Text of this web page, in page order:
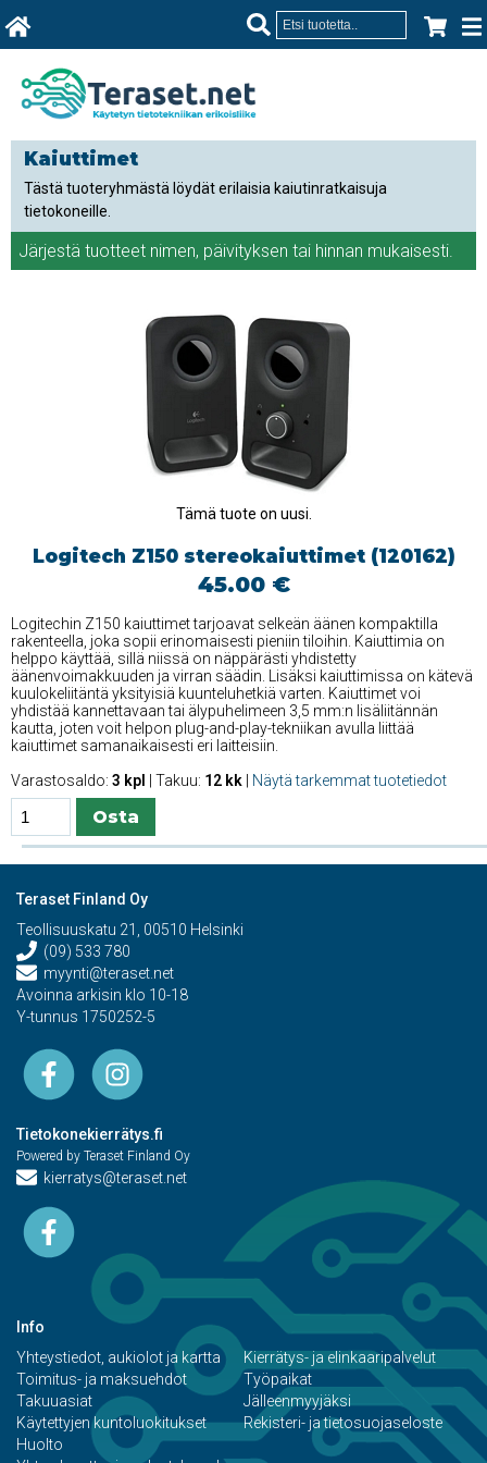
Kaiuttimet
Tästä tuoteryhmästä löydät erilaisia kaiutinratkaisuja
tietokoneille.
Järjestä tuotteet nimen, päivityksen tai hinnan mukaisesti.
Tämä tuote on uusi.
Logitech Z150 stereokaiuttimet (120162)
45.00 €
Logitechin Z150 kaiuttimet tarjoavat selkeän äänen kompaktilla
rakenteella, joka sopii erinomaisesti pieniin tiloihin. Kaiuttimia on
helppo käyttää, sillä niissä on näppärästi yhdistetty
äänenvoimakkuuden ja virran säädin. Lisäksi kaiuttimissa on kätevä
kuulokeliitäntä yksityisiä kuunteluhetkiä varten. Kaiuttimet voi
yhdistää kannettavaan tai älypuhelimeen 3,5 mm:n lisäliitännän
kautta, joten voit helpon plug-and-play-tekniikan avulla liittää
kaiuttimet samanaikaisesti eri laitteisiin.
Varastosaldo: 3 kpl | Takuu: 12 kk Näytä tarkemmat tuotetiedot
Teraset Finland Oy
Teollisuuskatu 21, 00510 Helsinki
(09) 533 780
myynti@teraset.net
Avoinna arkisin klo 10-18
Y-tunnus 1750252-5
Tietokonekierrätys.fi
Powered by Teraset Finland Oy
kierratys@teraset.net
Info
Yhteystiedot, aukiolot ja kartta
Toimitus- ja maksuehdot
Takuuasiat
Käytettyjen kuntoluokitukset
Huolto
Kierrätys- ja elinkaaripalvelut
Työpaikat
Jälleenmyyjäksi
Rekisteri- ja tietosuojaseloste